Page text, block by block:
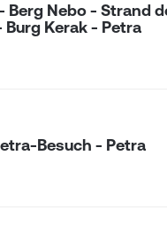
Berg Nebo - Strand
Burg Kerak - Petra
Besuch - Petra